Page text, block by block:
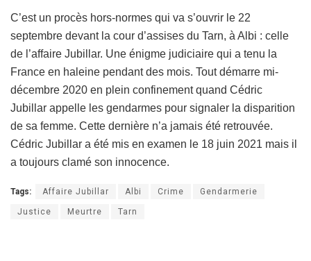
C’est un procès hors-normes qui va s’ouvrir le 22
septembre devant la cour d’assises du Tarn, à Albi : celle
de l’affaire Jubillar. Une énigme judiciaire qui a tenu la
France en haleine pendant des mois. Tout démarre mi-
décembre 2020 en plein confinement quand Cédric
Jubillar appelle les gendarmes pour signaler la disparition
de sa femme. Cette dernière n’a jamais été retrouvée.
Cédric Jubillar a été mis en examen le 18 juin 2021 mais il
a toujours clamé son innocence.
Tags: Affaire Jubillar Albi Crime Gendarmerie
Justice Meurtre Tarn